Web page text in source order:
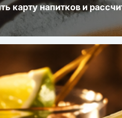
карту напитков и